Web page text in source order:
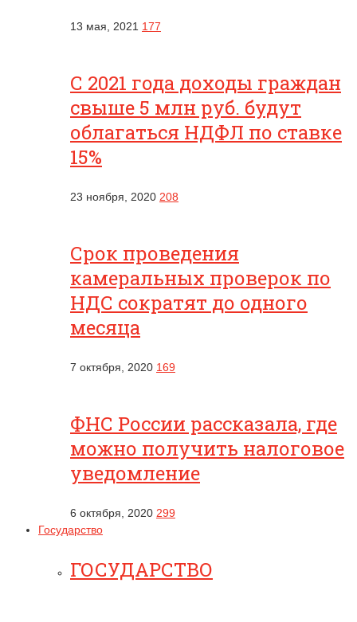
13 мая, 2021 177
С 2021 года доходы граждан
свыше 5 млн руб. будут
облагаться НДФЛ по ставке
15%
23 ноября, 2020 208
Срок проведения
камеральных проверок по
НДС сократят до одного
месяца
7 октября, 2020 169
ФНС России рассказала, где
можно получить налоговое
уведомление
6 октября, 2020 299
Государство
ГОСУДАРСТВО